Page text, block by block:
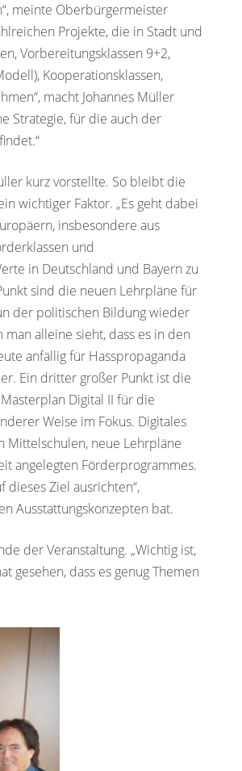
meinte Oberbürgermeister
Projekte, die in Stadt und
Vorbereitungsklassen 9+2,
Kooperationsklassen,
macht Johannes Müller
Strategie, für die auch der
kurz vorstellte. So bleibt die
wichtiger Faktor. „Es geht dabei
insbesondere aus
und
in Deutschland und Bayern zu
sind die neuen Lehrpläne für
der politischen Bildung wieder
alleine sieht, dass es in den
anfällig für Hasspropaganda
Ein dritter großer Punkt ist die
Digital II für die
Weise im Fokus. Digitales
Mittelschulen, neue Lehrpläne
angelegten Förderprogrammes.
dieses Ziel ausrichten“,
Ausstattungskonzepten bat.
der Veranstaltung. „Wichtig ist,
gesehen, dass es genug Themen